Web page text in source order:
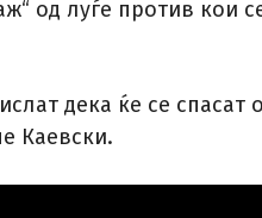
од луѓе против кои
дека ќе се спасат
Каевски.